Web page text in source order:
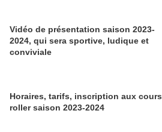
Vidéo de présentation saison 2023-
2024, qui sera sportive, ludique et
conviviale
Horaires, tarifs, inscription aux cours
roller saison 2023-2024